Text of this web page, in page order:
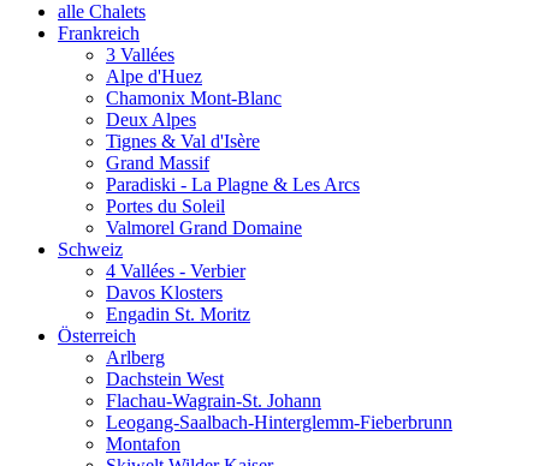
alle Chalets
Frankreich
3 Vallées
Alpe d'Huez
Chamonix Mont-Blanc
Deux Alpes
Tignes & Val d'Isère
Grand Massif
Paradiski - La Plagne & Les Arcs
Portes du Soleil
Valmorel Grand Domaine
Schweiz
4 Vallées - Verbier
Davos Klosters
Engadin St. Moritz
Österreich
Arlberg
Dachstein West
Flachau-Wagrain-St. Johann
Leogang-Saalbach-Hinterglemm-Fieberbrunn
Montafon